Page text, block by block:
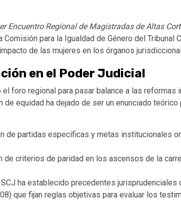
Encuentro Regional de Magistradas de Altas
para la Igualdad de Género del Tribunal
de las mujeres en los órganos
en el Poder Judicial
foro regional para pasar balance a las reformas
equidad ha dejado de ser un enunciado teórico
de partidas específicas y metas institucionales
de criterios de paridad en los ascensos de la
SCJ ha establecido precedentes jurisprudenciales
que fijan reglas objetivas para evaluar los